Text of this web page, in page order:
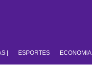
| ESPORTES ECONOMIA